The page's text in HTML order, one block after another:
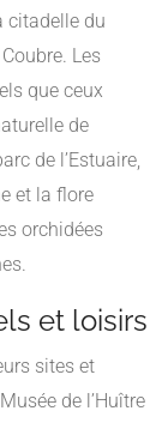
citadelle du
Les
que ceux
de
de l’Estuaire,
et la flore
orchidées
et loisirs
sites et
de l’Huître